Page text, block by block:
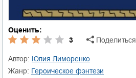
Оценить:
3
Поделиться
Автор:
Юлия Лиморенко
Жанр:
героическое фэнтези